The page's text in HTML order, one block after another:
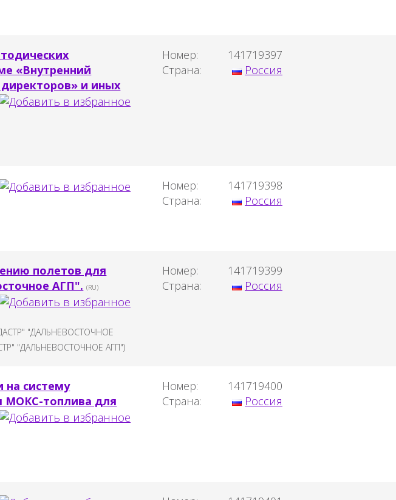
«Внутренний
и иных
Номер:
141719397
Страна:
Россия
Номер:
141719398
Страна:
Россия
полетов для
АГП". (RU)
"ДАЛЬНЕВОСТОЧНОЕ
"ДАЛЬНЕВОСТОЧНОЕ АГП")
Номер:
141719399
Страна:
Россия
на систему
МОКС-топлива для
Номер:
141719400
Страна:
Россия